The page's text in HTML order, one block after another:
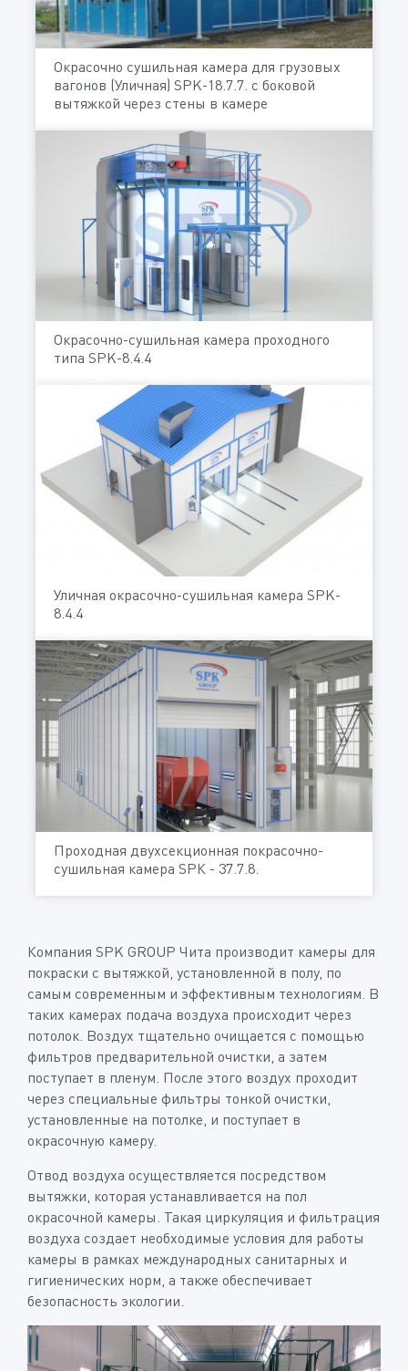
Окрасочно сушильная камера для грузовых
вагонов (Уличная) SPK-18.7.7. с боковой
вытяжкой через стены в камере
Окрасочно-сушильная камера проходного
типа SPK-8.4.4
Уличная окрасочно-сушильная камера SPK-
8.4.4
Проходная двухсекционная покрасочно-
сушильная камера SРК - 37.7.8.
Компания SPK GROUP Чита производит камеры для
покраски с вытяжкой, установленной в полу, по
самым современным и эффективным технологиям. В
таких камерах подача воздуха происходит через
потолок. Воздух тщательно очищается с помощью
фильтров предварительной очистки, а затем
поступает в пленум. После этого воздух проходит
через специальные фильтры тонкой очистки,
установленные на потолке, и поступает в
окрасочную камеру.
Отвод воздуха осуществляется посредством
вытяжки, которая устанавливается на пол
окрасочной камеры. Такая циркуляция и фильтрация
воздуха создает необходимые условия для работы
камеры в рамках международных санитарных и
гигиенических норм, а также обеспечивает
безопасность экологии.